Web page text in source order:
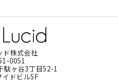
ド株式会社
0051
駄ヶ谷3丁目52-1
イドビル5F